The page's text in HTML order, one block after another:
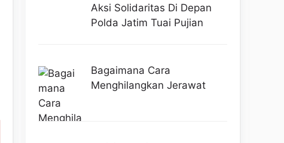
Aksi Solidaritas Di Depan
Polda Jatim Tuai Pujian
Bagaimana Cara
Menghilangkan Jerawat